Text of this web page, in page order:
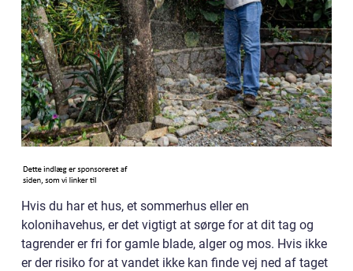
Hvis du har et hus, et sommerhus eller en
kolonihavehus, er det vigtigt at sørge for at dit tag og
tagrender er fri for gamle blade, alger og mos. Hvis ikke
er der risiko for at vandet ikke kan finde vej ned af taget